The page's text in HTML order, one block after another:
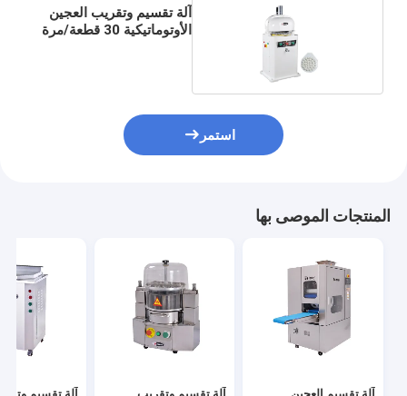
آلة تقسيم وتقريب العجين
الأوتوماتيكية 30 قطعة/مرة
استمر
المنتجات الموصى بها